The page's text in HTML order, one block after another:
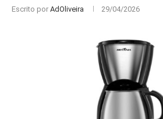
Escrito por AdOliveira 29/04/2026